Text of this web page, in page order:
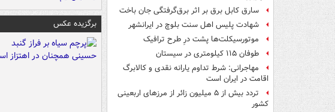
سارق کابل برق بر اثر برق‌گرفتگی جان باخت
شهادت پلیس اهل سنت بلوچ در ایرانشهر
موتورسیکلت‌ها پشت درِ طرح ترافیک
طوفان ۱۱۵ کیلومتری در سیستان
مهاجرانی: شرط تداوم یارانه نقدی و کالابرگ
اقامت در ایران است
تردد بیش از ۵ میلیون زائر از مرزهای اربعینی
کشور
برگزیده عکس